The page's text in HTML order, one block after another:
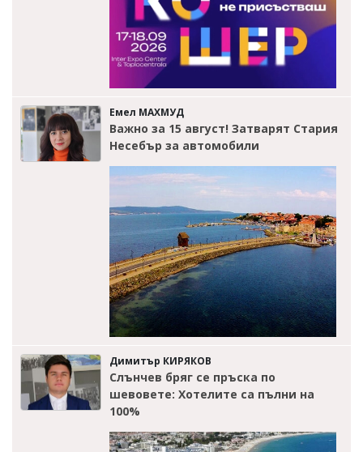
Емел МАХМУД
Важно за 15 август! Затварят Стария
Несебър за автомобили
Димитър КИРЯКОВ
Слънчев бряг се пръска по
шевовете: Хотелите са пълни на
100%